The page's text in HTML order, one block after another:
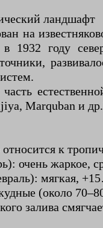
ландшафт
на
1932 году
Marquban и
к
очень жаркое,
мягкая,
(около
залива